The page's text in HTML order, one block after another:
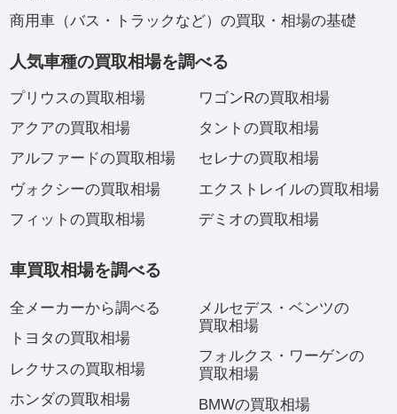
商用車（バス・トラックなど）の買取・相場の基礎
人気車種の買取相場を調べる
プリウスの買取相場
アクアの買取相場
アルファードの買取相場
ヴォクシーの買取相場
フィットの買取相場
ワゴンRの買取相場
タントの買取相場
セレナの買取相場
エクストレイルの買取相場
デミオの買取相場
車買取相場を調べる
全メーカーから調べる
トヨタの買取相場
レクサスの買取相場
ホンダの買取相場
メルセデス・ベンツの
買取相場
フォルクス・ワーゲンの
買取相場
BMWの買取相場